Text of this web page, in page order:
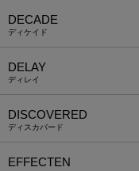
DECADE
ディケイド
DELAY
ディレイ
DISCOVERED
ディスカバード
EFFECTEN